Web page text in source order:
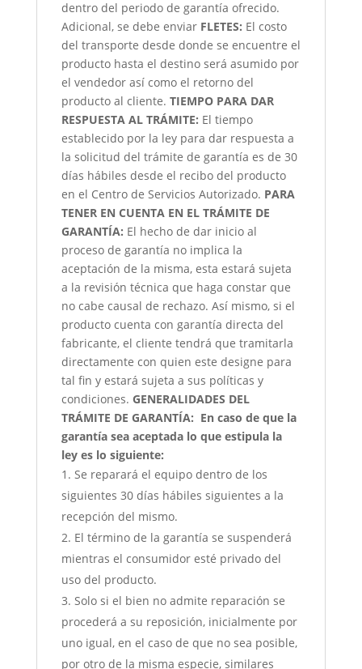
dentro del periodo de garantía ofrecido.
Adicional, se debe enviar FLETES: El costo
del transporte desde donde se encuentre el
producto hasta el destino será asumido por
el vendedor así como el retorno del
producto al cliente. TIEMPO PARA DAR
RESPUESTA AL TRÁMITE: El tiempo
establecido por la ley para dar respuesta a
la solicitud del trámite de garantía es de 30
días hábiles desde el recibo del producto
en el Centro de Servicios Autorizado. PARA
TENER EN CUENTA EN EL TRÁMITE DE
GARANTÍA: El hecho de dar inicio al
proceso de garantía no implica la
aceptación de la misma, esta estará sujeta
a la revisión técnica que haga constar que
no cabe causal de rechazo. Así mismo, si el
producto cuenta con garantía directa del
fabricante, el cliente tendrá que tramitarla
directamente con quien este designe para
tal fin y estará sujeta a sus políticas y
condiciones. GENERALIDADES DEL
TRÁMITE DE GARANTÍA: En caso de que la
garantía sea aceptada lo que estipula la
ley es lo siguiente:
Se reparará el equipo dentro de los
siguientes 30 días hábiles siguientes a la
recepción del mismo.
El término de la garantía se suspenderá
mientras el consumidor esté privado del
uso del producto.
Solo si el bien no admite reparación se
procederá a su reposición, inicialmente por
uno igual, en el caso de que no sea posible,
por otro de la misma especie, similares